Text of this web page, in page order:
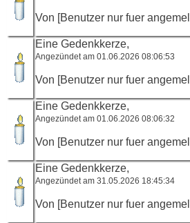
Von [Benutzer nur fuer
Eine Gedenkkerze,
Angezündet am 01.06.2026 08:06:53
Von [Benutzer nur fuer
Eine Gedenkkerze,
Angezündet am 01.06.2026 08:06:32
Von [Benutzer nur fuer
Eine Gedenkkerze,
Angezündet am 31.05.2026 18:45:34
Von [Benutzer nur fuer